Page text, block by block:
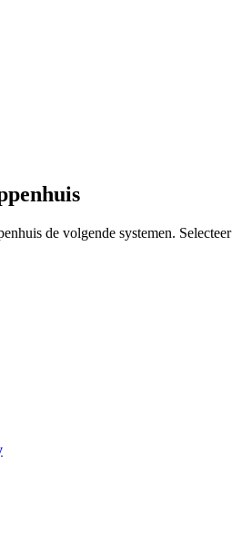
de volgende systemen. Selecteer